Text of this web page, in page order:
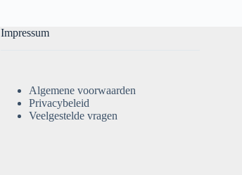
Impressum
Algemene voorwaarden
Privacybeleid
Veelgestelde vragen